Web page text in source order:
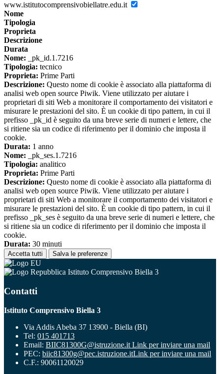
www.istitutocomprensivobiellatre.edu.it
Nome
Tipologia
Proprieta
Descrizione
Durata
Nome: _pk_id.1.7216
Tipologia: tecnico
Proprieta: Prime Parti
Descrizione: Questo nome di cookie è associato alla piattaforma di
analisi web open source Piwik. Viene utilizzato per aiutare i
proprietari di siti Web a monitorare il comportamento dei visitatori e
misurare le prestazioni del sito. È un cookie di tipo pattern, in cui il
prefisso _pk_id è seguito da una breve serie di numeri e lettere, che
si ritiene sia un codice di riferimento per il dominio che imposta il
cookie.
Durata: 1 anno
Nome: _pk_ses.1.7216
Tipologia: analitico
Proprieta: Prime Parti
Descrizione: Questo nome di cookie è associato alla piattaforma di
analisi web open source Piwik. Viene utilizzato per aiutare i
proprietari di siti Web a monitorare il comportamento dei visitatori e
misurare le prestazioni del sito. È un cookie di tipo pattern, in cui il
prefisso _pk_ses è seguito da una breve serie di numeri e lettere, che
si ritiene sia un codice di riferimento per il dominio che imposta il
cookie.
Durata: 30 minuti
Accetta tutti Salva le preferenze
Istituto Comprensivo Biella 3
Contatti
Istituto Comprensivo Biella 3
Via Addis Abeba 37 13900 - Biella (BI)
Tel: 015 401713
Email: BIIC81300G@istruzione.it Link per inviare una mail
PEC: biic81300g@pec.istruzione.itLink per inviare una mail
C.F.: 90061120029